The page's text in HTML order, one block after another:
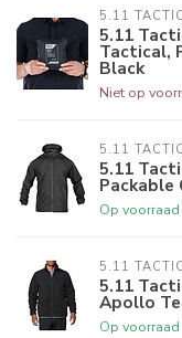
5.11
5.11
Tactical,
Black
Niet op
5.11
5.11
Packable
Op voorraad
5.11
5.11
Apollo
Op voorraad